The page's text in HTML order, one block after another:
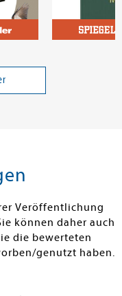
Veröffentlichung
können daher auch
die bewerteten
genutzt haben.